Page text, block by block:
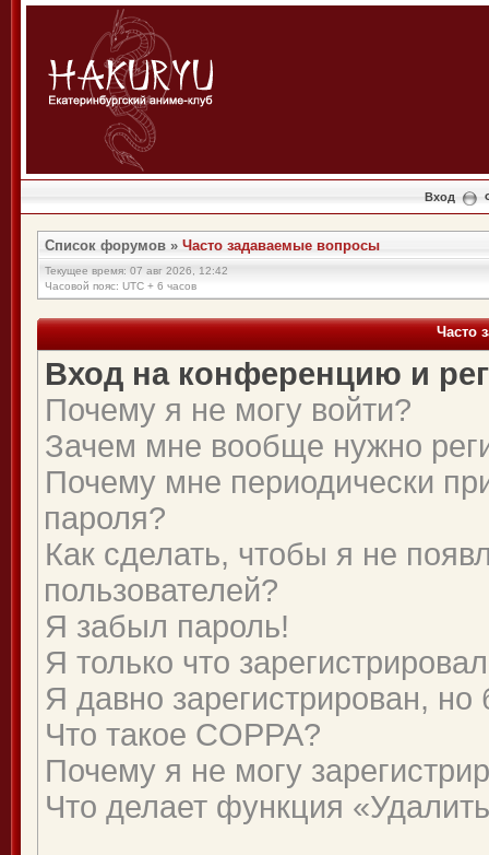
Вход
Список форумов » Часто задаваемые вопросы
Текущее время: 07 авг 2026, 12:42
Часовой пояс: UTC + 6 часов
Часто
Вход на конференцию и
Почему я не могу войти?
Зачем мне вообще нужно
Почему мне периодически
пароля?
Как сделать, чтобы я не
пользователей?
Я забыл пароль!
Я только что
Я давно зарегистрирован,
Что такое COPPA?
Почему я не могу
Что делает функция